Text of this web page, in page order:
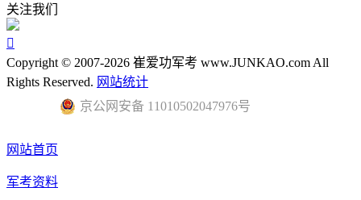
关注我们

Copyright © 2007-2026 崔爱功军考 www.JUNKAO.com All
Rights Reserved. 网站统计
京公网安备 11010502047976号
网站首页
军考资料